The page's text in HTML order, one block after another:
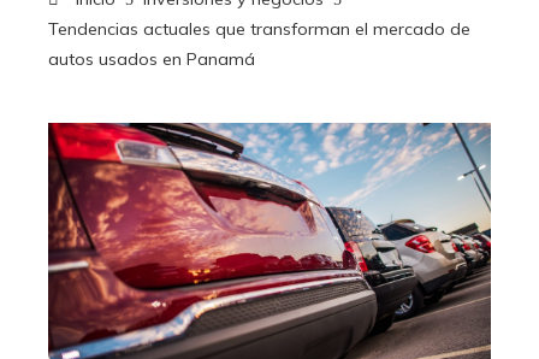
Tendencias actuales que transforman el mercado de
autos usados en Panamá